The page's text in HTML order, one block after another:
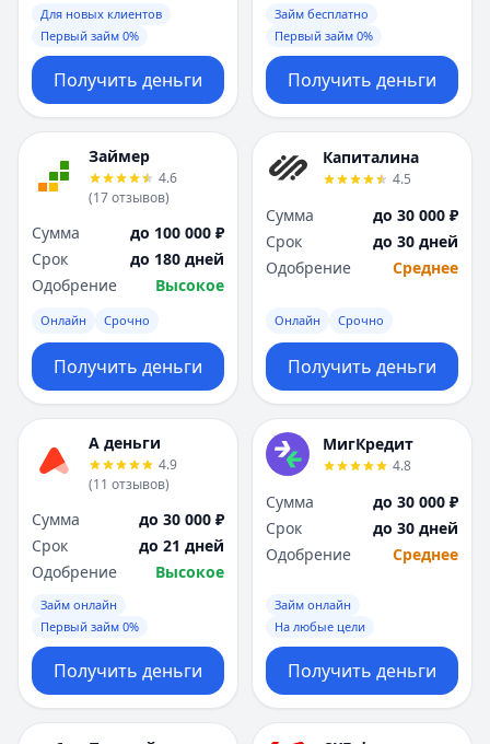
Для новых клиентов
Первый займ 0%
Получить деньги
Займ бесплатно
Первый займ 0%
Получить деньги
Займер
4.6
(17отзывов)
Сумма
до 100 000 ₽
Срок
до 180 дней
Одобрение
Высокое
Онлайн Срочно
Получить деньги
Капиталина
4.5
Сумма
до 30 000 ₽
Срок
до 30 дней
Одобрение
Среднее
Онлайн Срочно
Получить деньги
А деньги
4.9
(11 отзывов)
Сумма
до 30 000 ₽
Срок
до 21 дней
Одобрение
Высокое
Займ онлайн
Первый займ 0%
Получить деньги
МигКредит
4.8
Сумма
до 30 000 ₽
Срок
до 30 дней
Одобрение
Среднее
Займ онлайн
На любые цели
Получить деньги